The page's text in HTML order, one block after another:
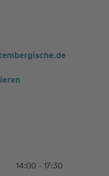
14:00 - 17:30